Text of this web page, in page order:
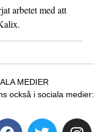
arbetet med att
MEDIER
också i sociala medier: